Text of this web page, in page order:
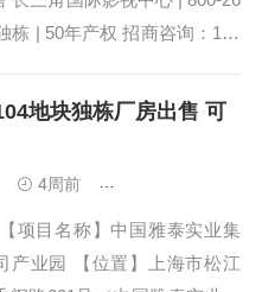
栋 | 50年产权 招商咨询：135
丰街道玉树路1555弄 项目概
地块独栋厂房出售 可
4周前
项目名称】中国雅泰实业集
产业园 【位置】上海市松江